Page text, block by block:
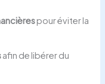
pour éviter la
afin de libérer du